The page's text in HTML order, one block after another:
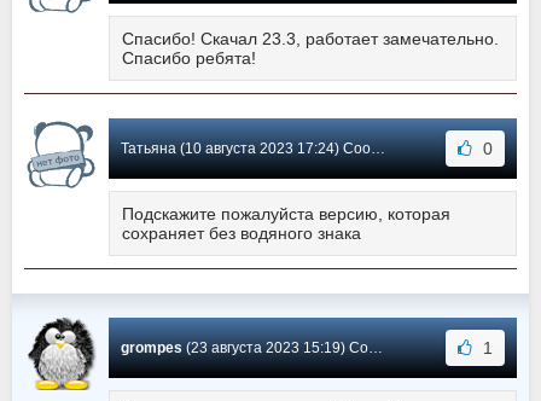
Спасибо! Скачал 23.3, работает замечательно.
Спасибо ребята!
Татьяна (10 августа 2023 17:24) Сообщение #558 0
Подскажите пожалуйста версию, которая
сохраняет без водяного знака
grompes(23 августа 2023 15:19) Сообщение #557 1